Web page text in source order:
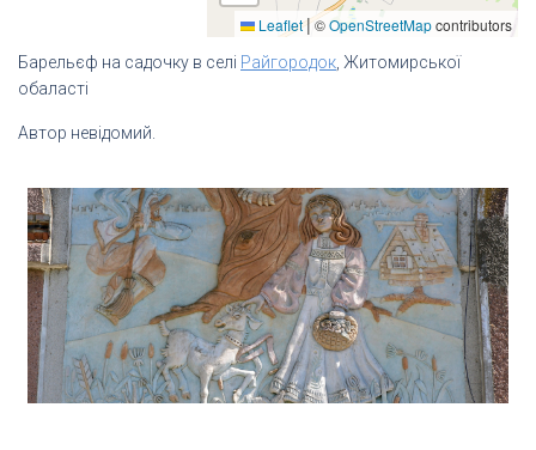
Leaflet|©OpenStreetMapcontributors
Барельєф на садочку в селі Райгородок , Житомирської
обаласті
Автор невідомий.